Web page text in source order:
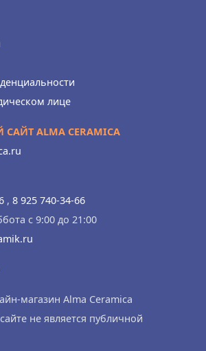
лице
ALMA CERAMICA
, 8 925 740-34-66
с 9:00 до 21:00
магазин Alma Ceramica
не является публичной